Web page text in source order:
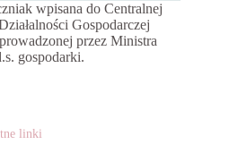
wpisana do Centralnej
Gospodarczej
przez Ministra
gospodarki.
linki